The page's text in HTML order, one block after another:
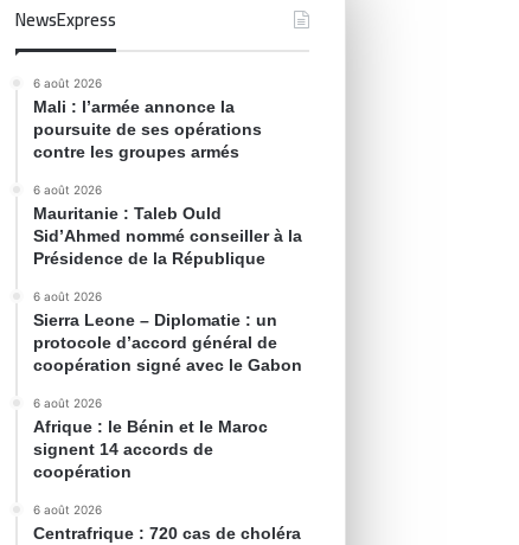
NewsExpress
6 août 2026
Mali : l’armée annonce la
poursuite de ses opérations
contre les groupes armés
6 août 2026
Mauritanie : Taleb Ould
Sid’Ahmed nommé conseiller à la
Présidence de la République
6 août 2026
Sierra Leone – Diplomatie : un
protocole d’accord général de
coopération signé avec le Gabon
6 août 2026
Afrique : le Bénin et le Maroc
signent 14 accords de
coopération
6 août 2026
Centrafrique : 720 cas de choléra